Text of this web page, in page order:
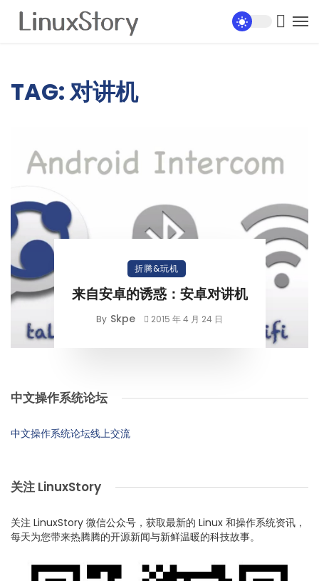
TAG: 对讲机
折腾&玩机
来自安卓的诱惑：安卓对讲机
By Skpe 2015 年 4 月 24 日
中文操作系统论坛
中文操作系统论坛线上交流
关注 LinuxStory
关注 LinuxStory 微信公众号，获取最新的 Linux 和操作系统资讯，
每天为您带来热腾腾的开源新闻与新鲜温暖的科技故事。